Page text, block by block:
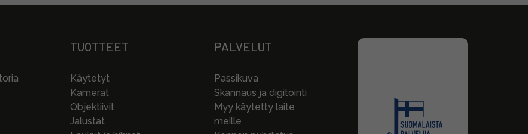
TUOTTEET
Käytetyt
Kamerat
Objektiivit
Jalustat
PALVELUT
Passikuva
Skannaus ja digitointi
Myy käytetty laite
meille